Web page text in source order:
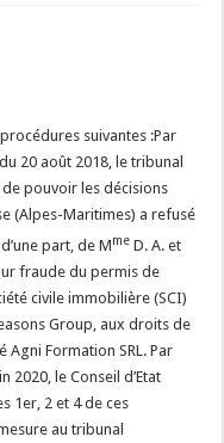
suivantes :Par
20 août 2018, le tribunal
pouvoir les décisions
(Alpes-Maritimes) a refusé
d’une part, de Mme D. A. et
fraude du permis de
civile immobilière (SCI)
Group, aux droits de
Agni Formation SRL. Par
2020, le Conseil d’Etat
1er, 2 et 4 de ces
au tribunal